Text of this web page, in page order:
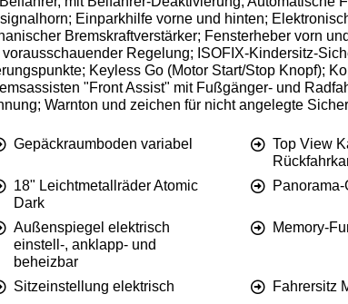
Einparkhilfe vorne und hinten;
Bremskraftverstärker; Fensterheber vorn
Regelung; ISOFIX-Kindersitz-
Keyless Go (Motor Start/Stop Knopf);
"Front Assist" mit Fußgänger- und
Warnton und zeichen für nicht angelegte
Gepäckraumboden variabel
Top View
18" Leichtmetallräder Atomic
Dark
Außenspiegel elektrisch
einstell-, anklapp- und
beheizbar
Memory-
Sitzeinstellung elektrisch Fahrersitz